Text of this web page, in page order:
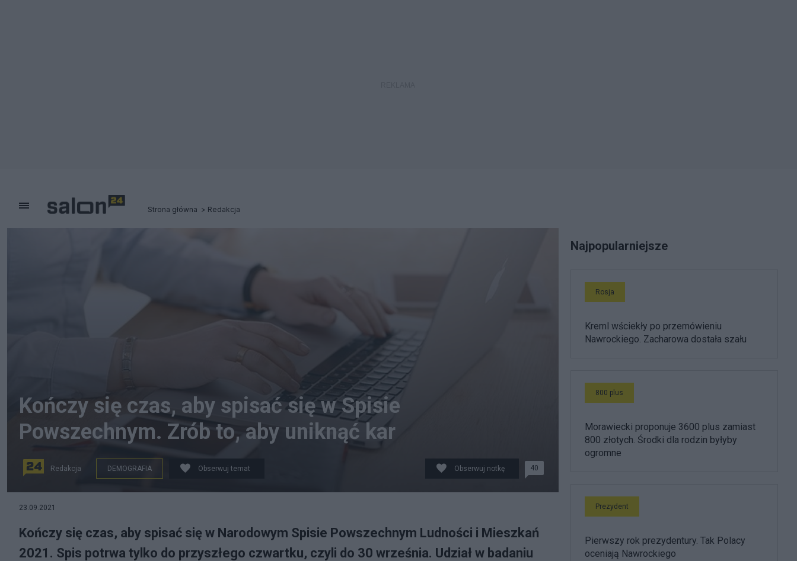
Strona główna Redakcja
Kończy się czas, aby spisać się w Spisie
Powszechnym. Zrób to, aby uniknąć kar
Redakcja DEMOGRAFIA Obserwuj temat Obserwuj notkę 40
23.09.2021
Kończy się czas, aby spisać się w Narodowym Spisie Powszechnym Ludności i Mieszkań
2021. Spis potrwa tylko do przyszłego czwartku, czyli do 30 września. Udział w badaniu
Najpopularniejsze
Rosja
Kreml wściekły po przemówieniu
Nawrockiego. Zacharowa dostała szału
800 plus
Morawiecki proponuje 3600 plus zamiast
800 złotych. Środki dla rodzin byłyby
ogromne
Prezydent
Pierwszy rok prezydentury. Tak Polacy
oceniają Nawrockiego